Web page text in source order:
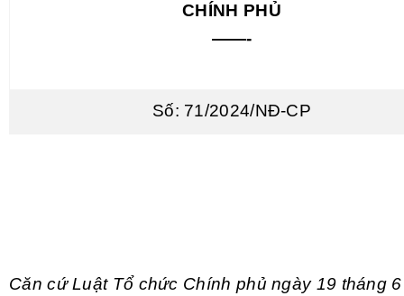
CHÍNH PHỦ
——-
Số: 71/2024/NĐ-CP
Căn cứ Luật Tổ chức Chính phủ ngày 19 tháng